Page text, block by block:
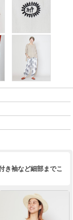
き袖など細部までこ